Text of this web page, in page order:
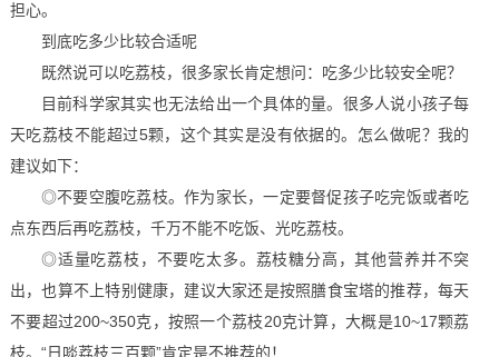
担心。
到底吃多少比较合适呢
既然说可以吃荔枝，很多家长肯定想问：吃多少比较安全呢？
目前科学家其实也无法给出一个具体的量。很多人说小孩子每
天吃荔枝不能超过5颗，这个其实是没有依据的。怎么做呢？我的
建议如下：
◎不要空腹吃荔枝。作为家长，一定要督促孩子吃完饭或者吃
点东西后再吃荔枝，千万不能不吃饭、光吃荔枝。
◎适量吃荔枝，不要吃太多。荔枝糖分高，其他营养并不突
出，也算不上特别健康，建议大家还是按照膳食宝塔的推荐，每天
不要超过200~350克，按照一个荔枝20克计算，大概是10~17颗荔
枝。“日啖荔枝三百颗”肯定是不推荐的！